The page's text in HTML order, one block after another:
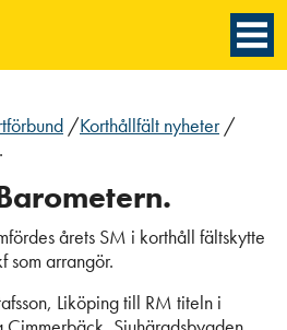
/Korthållfält nyheter /
årets SM i korthåll fältskytte
som arrangör.
Liköping till RM titeln i